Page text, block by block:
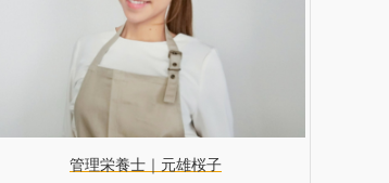
管理栄養士｜元雄桜子